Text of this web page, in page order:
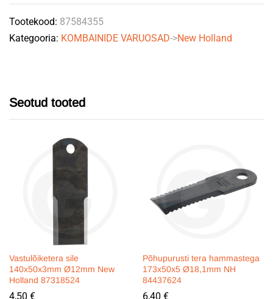
445x732mm
New
Holland
Tootekood: 87584355
Kategooria: KOMBAINIDE VARUOSAD->New Holland
Seotud tooted
Vastulõiketera sile
140x50x3mm Ø12mm New
Holland 87318524
4,50 €
Põhupurusti tera hammastega
173x50x5 Ø18,1mm NH
84437624
6,40 €